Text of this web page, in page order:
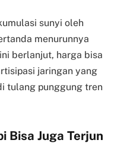
sunyi oleh
menurunnya
berlanjut, harga bisa
jaringan yang
tulang punggung tren
Bisa Juga Terjun